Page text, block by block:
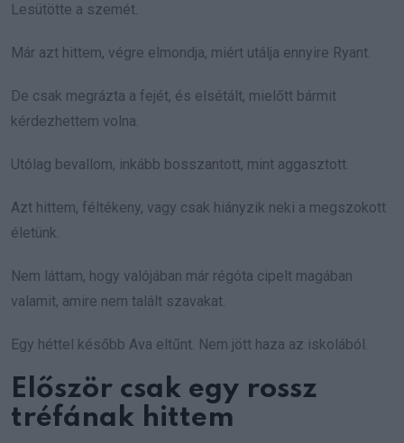
Lesütötte a szemét.
Már azt hittem, végre elmondja, miért utálja ennyire Ryant.
De csak megrázta a fejét, és elsétált, mielőtt bármit
kérdezhettem volna.
Utólag bevallom, inkább bosszantott, mint aggasztott.
Azt hittem, féltékeny, vagy csak hiányzik neki a megszokott
életünk.
Nem láttam, hogy valójában már régóta cipelt magában
valamit, amire nem talált szavakat.
Egy héttel később Ava eltűnt. Nem jött haza az iskolából.
Először csak egy rossz
tréfának hittem